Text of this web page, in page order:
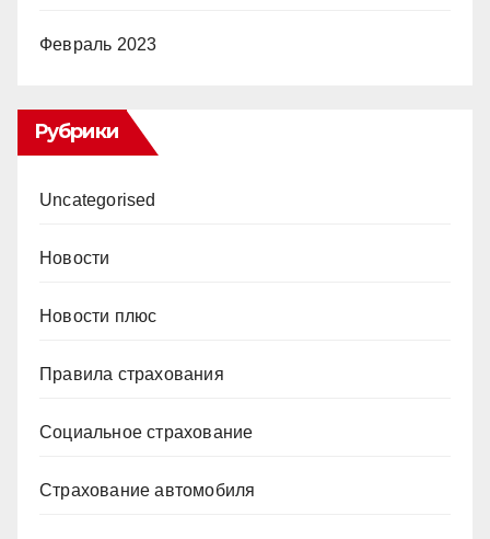
Февраль 2023
Рубрики
Uncategorised
Новости
Новости плюс
Правила страхования
Социальное страхование
Страхование автомобиля